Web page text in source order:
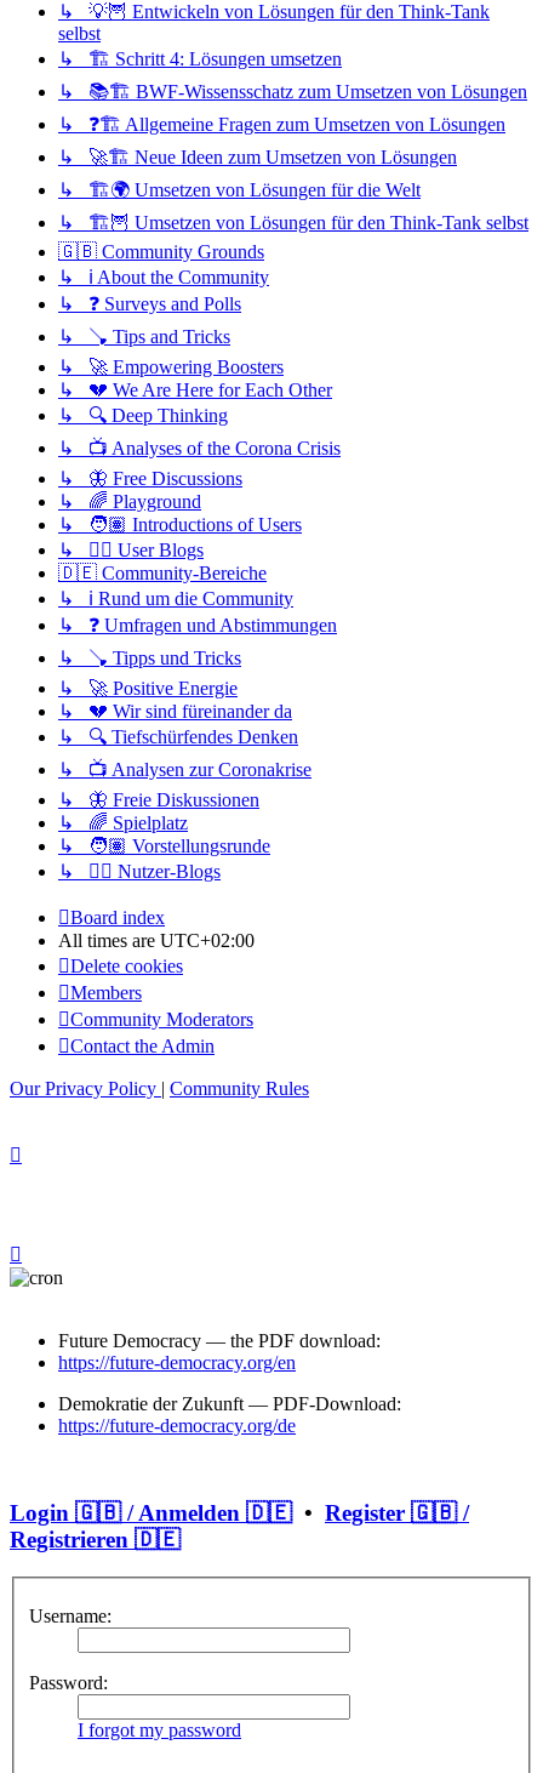
↳ 💡🦉 Entwickeln von Lösungen für den Think-Tank
selbst
↳ 🏗️ Schritt 4: Lösungen umsetzen
↳ 📚🏗️ BWF-Wissensschatz zum Umsetzen von Lösungen
↳ ❓🏗️ Allgemeine Fragen zum Umsetzen von Lösungen
↳ 🚀🏗️ Neue Ideen zum Umsetzen von Lösungen
↳ 🏗️🌍 Umsetzen von Lösungen für die Welt
↳ 🏗️🦉 Umsetzen von Lösungen für den Think-Tank selbst
🇬🇧 Community Grounds
↳ ℹ️ About the Community
↳ ❓ Surveys and Polls
↳ 🪠 Tips and Tricks
↳ 🚀 Empowering Boosters
↳ 💔 We Are Here for Each Other
↳ 🔍 Deep Thinking
↳ 📺 Analyses of the Corona Crisis
↳ 🦋 Free Discussions
↳ 🌈 Playground
↳ 🧑🏽 Introductions of Users
↳ ✍🏽 User Blogs
🇩🇪 Community-Bereiche
↳ ℹ️ Rund um die Community
↳ ❓ Umfragen und Abstimmungen
↳ 🪠 Tipps und Tricks
↳ 🚀 Positive Energie
↳ 💔 Wir sind füreinander da
↳ 🔍 Tiefschürfendes Denken
↳ 📺 Analysen zur Coronakrise
↳ 🦋 Freie Diskussionen
↳ 🌈 Spielplatz
↳ 🧑🏽 Vorstellungsrunde
↳ ✍🏽 Nutzer-Blogs
Board index
All times are UTC+02:00
Delete cookies
Members
Community Moderators
Contact the Admin
Our Privacy Policy | Community Rules
Future Democracy — the PDF download:
https://future-democracy.org/en
Demokratie der Zukunft — PDF-Download:
https://future-democracy.org/de
Login 🇬🇧 / Anmelden 🇩🇪• Register 🇬🇧 /
Registrieren 🇩🇪
Username:
Password:
I forgot my password